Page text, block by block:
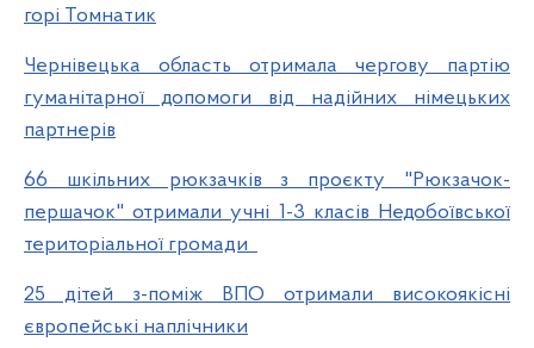
горі Томнатик
Чернівецька область отримала чергову партію
гуманітарної допомоги від надійних німецьких
партнерів
66 шкільних рюкзачків з проєкту "Рюкзачок-
першачок" отримали учні 1-3 класів Недобоївської
територіальної громади
25 дітей з-поміж ВПО отримали високоякісні
європейські наплічники